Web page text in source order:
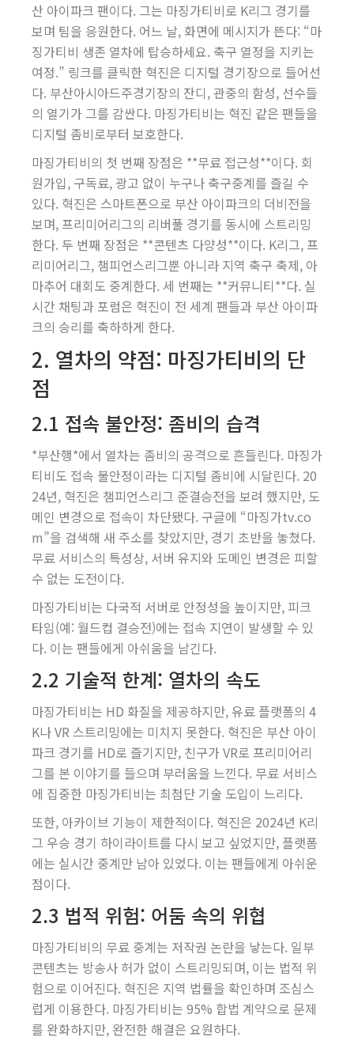
산 아이파크 팬이다. 그는 마징가티비로 K리그 경기를
보며 팀을 응원한다. 어느 날, 화면에 메시지가 뜬다: “마
징가티비 생존 열차에 탑승하세요. 축구 열정을 지키는
여정.” 링크를 클릭한 혁진은 디지털 경기장으로 들어선
다. 부산아시아드주경기장의 잔디, 관중의 함성, 선수들
의 열기가 그를 감싼다. 마징가티비는 혁진 같은 팬들을
디지털 좀비로부터 보호한다.
마징가티비의 첫 번째 장점은 **무료 접근성**이다. 회
원가입, 구독료, 광고 없이 누구나 축구중계를 즐길 수
있다. 혁진은 스마트폰으로 부산 아이파크의 더비전을
보며, 프리미어리그의 리버풀 경기를 동시에 스트리밍
한다. 두 번째 장점은 **콘텐츠 다양성**이다. K리그, 프
리미어리그, 챔피언스리그뿐 아니라 지역 축구 축제, 아
마추어 대회도 중계한다. 세 번째는 **커뮤니티**다. 실
시간 채팅과 포럼은 혁진이 전 세계 팬들과 부산 아이파
크의 승리를 축하하게 한다.
2. 열차의 약점: 마징가티비의 단
점
2.1 접속 불안정: 좀비의 습격
*부산행*에서 열차는 좀비의 공격으로 흔들린다. 마징가
티비도 접속 불안정이라는 디지털 좀비에 시달린다. 20
24년, 혁진은 챔피언스리그 준결승전을 보려 했지만, 도
메인 변경으로 접속이 차단됐다. 구글에 “마징가tv.co
m”을 검색해 새 주소를 찾았지만, 경기 초반을 놓쳤다.
무료 서비스의 특성상, 서버 유지와 도메인 변경은 피할
수 없는 도전이다.
마징가티비는 다국적 서버로 안정성을 높이지만, 피크
타임(예: 월드컵 결승전)에는 접속 지연이 발생할 수 있
다. 이는 팬들에게 아쉬움을 남긴다.
2.2 기술적 한계: 열차의 속도
마징가티비는 HD 화질을 제공하지만, 유료 플랫폼의 4
K나 VR 스트리밍에는 미치지 못한다. 혁진은 부산 아이
파크 경기를 HD로 즐기지만, 친구가 VR로 프리미어리
그를 본 이야기를 들으며 부러움을 느낀다. 무료 서비스
에 집중한 마징가티비는 최첨단 기술 도입이 느리다.
또한, 아카이브 기능이 제한적이다. 혁진은 2024년 K리
그 우승 경기 하이라이트를 다시 보고 싶었지만, 플랫폼
에는 실시간 중계만 남아 있었다. 이는 팬들에게 아쉬운
점이다.
2.3 법적 위험: 어둠 속의 위협
마징가티비의 무료 중계는 저작권 논란을 낳는다. 일부
콘텐츠는 방송사 허가 없이 스트리밍되며, 이는 법적 위
험으로 이어진다. 혁진은 지역 법률을 확인하며 조심스
럽게 이용한다. 마징가티비는 95% 합법 계약으로 문제
를 완화하지만, 완전한 해결은 요원하다.